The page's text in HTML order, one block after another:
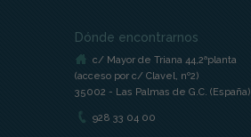
Dónde encontrarnos
c/ Mayor de Triana 44,2ªplanta
(acceso por c/ Clavel, nº2)
35002 - Las Palmas de G.C. (España)
928 33 04 00